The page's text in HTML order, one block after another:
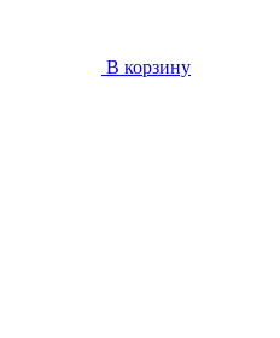
В корзину